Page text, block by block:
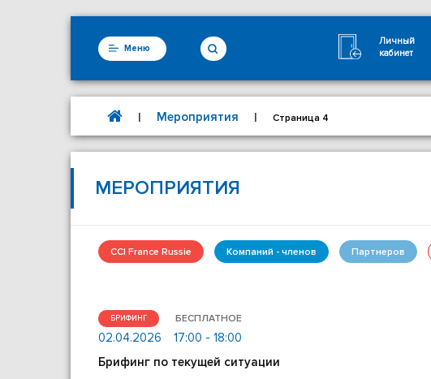
Меню
Личный
кабинет
| Мероприятия | Страница 4
МЕРОПРИЯТИЯ
CCI France Russie Компаний - членов Партнеров
БРИФИНГ БЕСПЛАТНОЕ
02.04.2026
17:00 - 18:00
Брифинг по текущей ситуации